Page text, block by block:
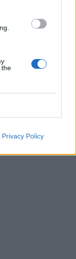
the
Privacy Policy